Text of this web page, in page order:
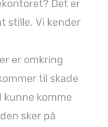
Det er
stille. Vi kender
er omkring
til skade
kunne komme
sker på